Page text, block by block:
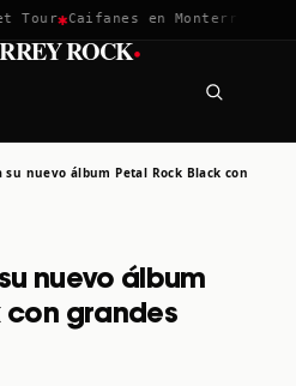
✱ Caifanes en Monterrey · 12
ROCK·
nuevo álbum Petal Rock Black con
nuevo álbum
con grandes